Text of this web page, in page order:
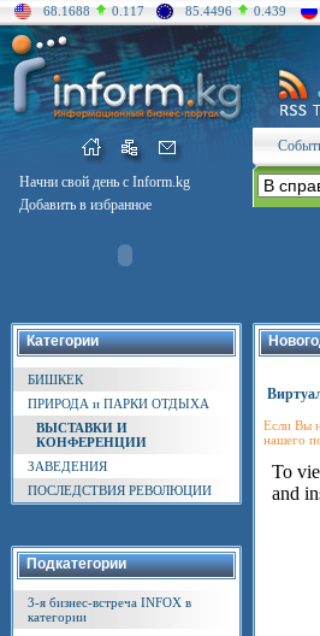
68.1688 0.117 85.4496 0.439
Начни свой день с Inform.kg
Добавить в избранное
Категории
БИШКЕК
ПРИРОДА и ПАРКИ ОТДЫХА
ВЫСТАВКИ И
КОНФЕРЕНЦИИ
ЗАВЕДЕНИЯ
ПОСЛЕДСТВИЯ РЕВОЛЮЦИИ
Подкатегории
3-я бизнес-встреча INFOX в
категории
Если Вы
нашего